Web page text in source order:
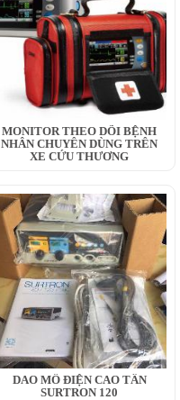
MONITOR THEO DÕI BỆNH
NHÂN CHUYÊN DÙNG TRÊN
XE CỨU THƯƠNG
DAO MỔ ĐIỆN CAO TẦN
SURTRON 120